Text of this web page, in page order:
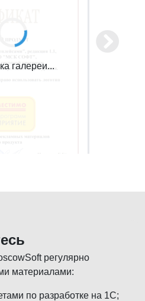
галереи...
регулярно
материалами:
по разработке на 1С;